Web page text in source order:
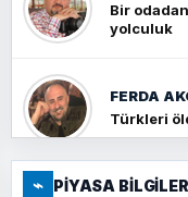
Bir
yolculuk
FERDA
Türkleri
FERHAT
⌁ PIYASA